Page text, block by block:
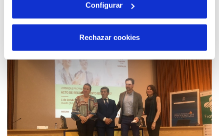
Configurar
Rechazar cookies
Asturagua se suma a la Semana Europea de
la Prevención de Residuos con la iniciativa
‘Residuos x Recursos’